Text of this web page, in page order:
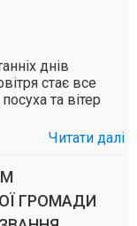
днів
стає все
та вітер
Читати далі
ГРОМАДИ